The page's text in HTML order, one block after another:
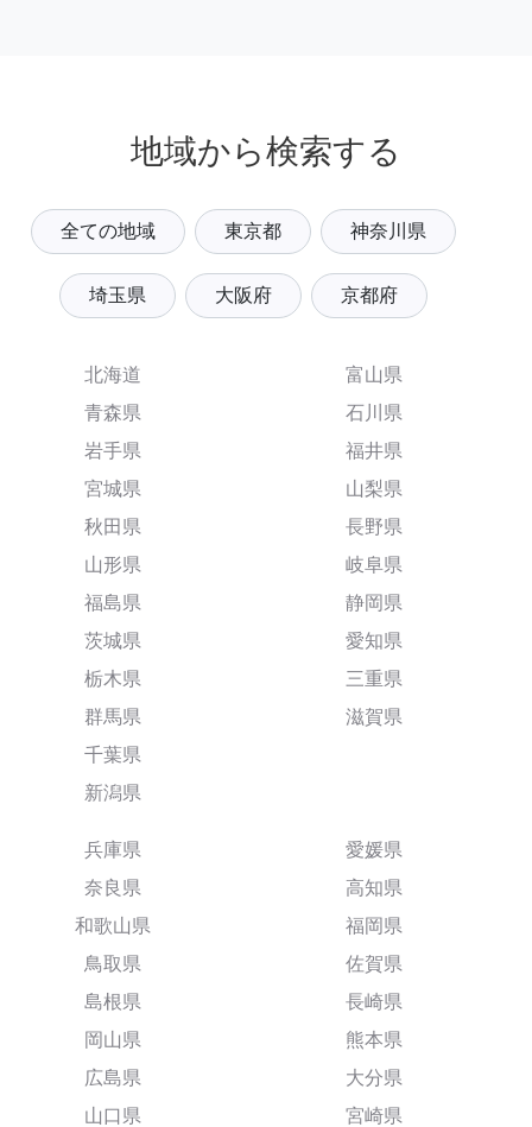
地域から検索する
全ての地域 東京都 神奈川県
埼玉県 大阪府 京都府
北海道
青森県
岩手県
宮城県
秋田県
山形県
福島県
茨城県
栃木県
群馬県
千葉県
新潟県
富山県
石川県
福井県
山梨県
長野県
岐阜県
静岡県
愛知県
三重県
滋賀県
兵庫県
奈良県
和歌山県
鳥取県
島根県
岡山県
広島県
山口県
愛媛県
高知県
福岡県
佐賀県
長崎県
熊本県
大分県
宮崎県